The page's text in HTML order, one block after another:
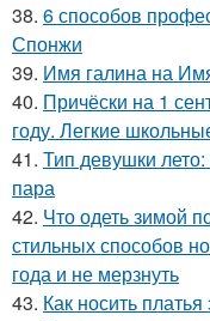
38. 6 способов
Спонжи
39. Имя галина на
40. Причёски на 1
году. Легкие
41. Тип девушки
пара
42. Что одеть зимой
стильных способов
года и не мерзнуть
43. Как носить